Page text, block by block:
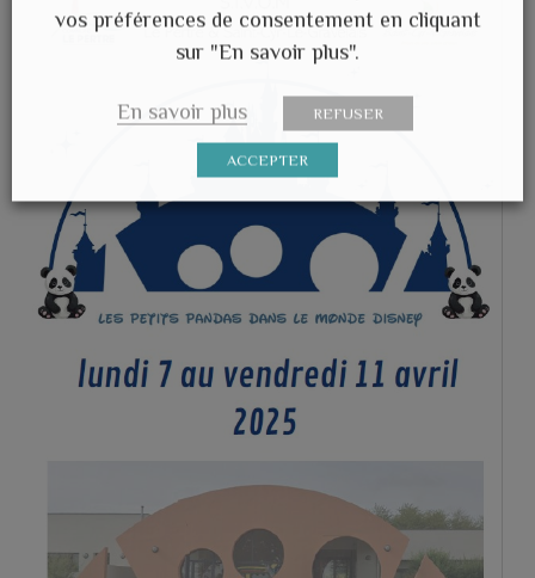
vos préférences de consentement en cliquant
sur "En savoir plus".
En savoir plus REFUSER
ACCEPTER